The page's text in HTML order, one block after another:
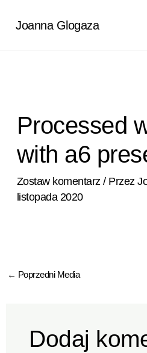
Joanna Glogaza
Processed
with a6
Zostaw komentarz / Przez
listopada 2020
← Poprzedni Media
Dodaj